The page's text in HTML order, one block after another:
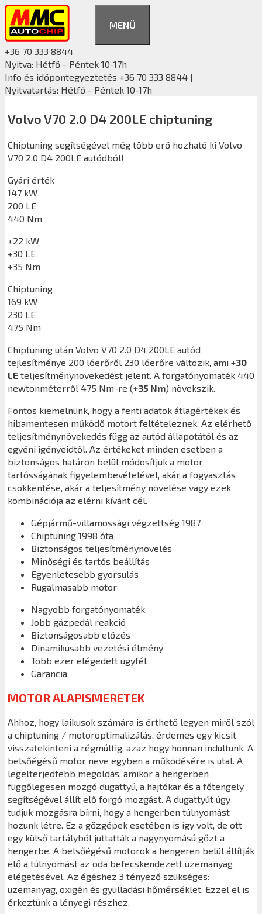
Kilépés
tartalomba
MENÜ
+36 70 333 8844
Nyitva: Hétfő - Péntek 10-17h
Info és időpontegyeztetés +36 70 333 8844 |
Nyitvatartás: Hétfő - Péntek 10-17h
Volvo V70 2.0 D4 200LE chiptuning
Chiptuning segítségével még több erő hozható ki Volvo
V70 2.0 D4 200LE autódból!
Gyári érték
147 kW
200 LE
440 Nm
+22 kW
+30 LE
+35 Nm
Chiptuning
169 kW
230 LE
475 Nm
Chiptuning után Volvo V70 2.0 D4 200LE autód
tejlesítménye 200 lóerőről 230 lóerőre változik, ami +30
LE teljesítménynövekedést jelent. A forgatónyomaték 440
newtonméterről 475 Nm-re (+35 Nm) növekszik.
Fontos kiemelnünk, hogy a fenti adatok átlagértékek és
hibamentesen működő motort feltételeznek. Az elérhető
teljesítménynövekedés függ az autód állapotától és az
egyéni igényeidtől. Az értékeket minden esetben a
biztonságos határon belül módosítjuk a motor
tartósságának figyelembevételével, akár a fogyasztás
csökkentése, akár a teljesítmény növelése vagy ezek
kombinációja az elérni kívánt cél.
Gépjármű-villamossági végzettség 1987
Chiptuning 1998 óta
Biztonságos teljesítménynövelés
Minőségi és tartós beállítás
Egyenletesebb gyorsulás
Rugalmasabb motor
Nagyobb forgatónyomaték
Jobb gázpedál reakció
Biztonságosabb előzés
Dinamikusabb vezetési élmény
Több ezer elégedett ügyfél
Garancia
MOTOR ALAPISMERETEK
Ahhoz, hogy laikusok számára is érthető legyen miről szól
a chiptuning / motoroptimalizálás, érdemes egy kicsit
visszatekinteni a régmúltig, azaz hogy honnan indultunk. A
belsőégésű motor neve egyben a működésére is utal. A
legelterjedtebb megoldás, amikor a hengerben
függőlegesen mozgó dugattyú, a hajtókar és a főtengely
segítségével állít elő forgó mozgást. A dugattyút úgy
tudjuk mozgásra bírni, hogy a hengerben túlnyomást
hozunk létre. Ez a gőzgépek esetében is így volt, de ott
egy külső tartályból juttatták a nagynyomású gőzt a
hengerbe. A belsőégésű motorok a hengeren belül állítják
elő a túlnyomást az oda befecskendezett üzemanyag
elégetésével. Az égéshez 3 tényező szükséges:
üzemanyag, oxigén és gyulladási hőmérséklet. Ezzel el is
érkeztünk a lényegi részhez.